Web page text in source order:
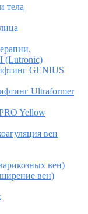
тела
(Lutronic)
GENIUS
Ultraformer
Yellow
вен
вен)
вен)